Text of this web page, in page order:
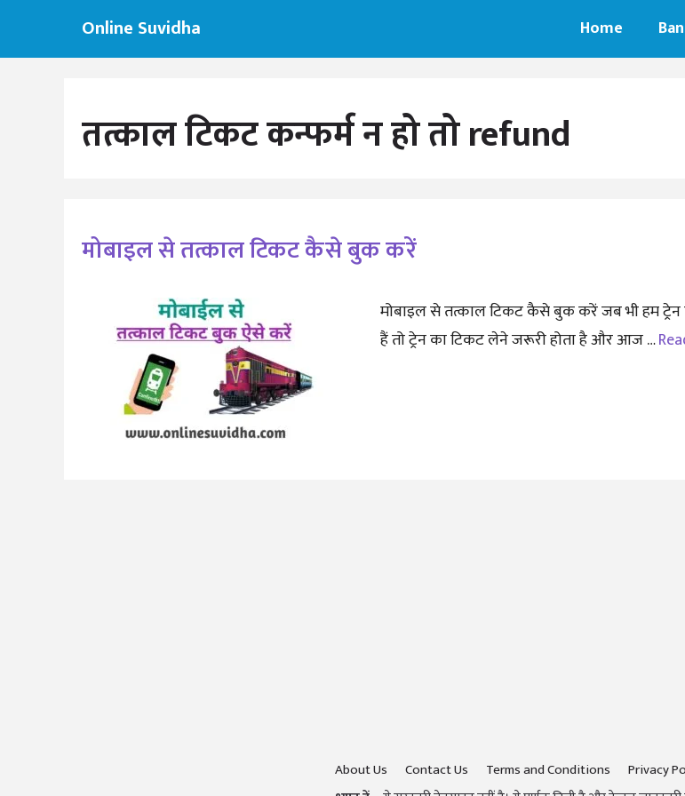
Online Suvidha Home
तत्काल टिकट कन्फर्म न हो तो refund
मोबाइल से तत्काल टिकट कैसे बुक करें
मोबाइल से तत्काल टिकट कैसे बुक करें जब भी हम ट्रेन
हैं तो ट्रेन का टिकट लेने जरूरी होता है और आज …
About Us Contact Us Terms and Conditions Privacy